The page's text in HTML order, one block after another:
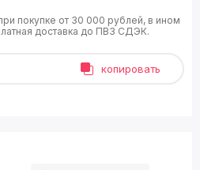
покупке от 30 000 рублей, в ином
доставка до ПВЗ СДЭК.
копировать